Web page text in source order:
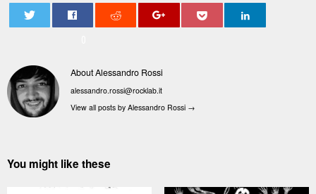
About Alessandro Rossi
alessandro.rossi@rocklab.it
View all posts by Alessandro Rossi →
You might like these